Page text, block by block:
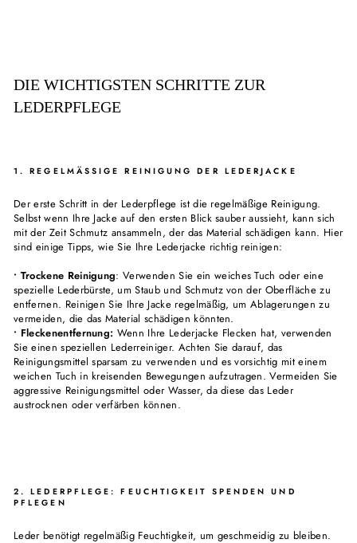
DIE WICHTIGSTEN SCHRITTE ZUR
LEDERPFLEGE
1. REGELMÄSSIGE REINIGUNG DER LEDERJACKE
Der erste Schritt in der Lederpflege ist die regelmäßige Reinigung.
Selbst wenn Ihre Jacke auf den ersten Blick sauber aussieht, kann sich
mit der Zeit Schmutz ansammeln, der das Material schädigen kann. Hier
sind einige Tipps, wie Sie Ihre Lederjacke richtig reinigen:
• Trockene Reinigung: Verwenden Sie ein weiches Tuch oder eine
spezielle Lederbürste, um Staub und Schmutz von der Oberfläche zu
entfernen. Reinigen Sie Ihre Jacke regelmäßig, um Ablagerungen zu
vermeiden, die das Material schädigen könnten.
• Fleckenentfernung: Wenn Ihre Lederjacke Flecken hat, verwenden
Sie einen speziellen Lederreiniger. Achten Sie darauf, das
Reinigungsmittel sparsam zu verwenden und es vorsichtig mit einem
weichen Tuch in kreisenden Bewegungen aufzutragen. Vermeiden Sie
aggressive Reinigungsmittel oder Wasser, da diese das Leder
austrocknen oder verfärben können.
2. LEDERPFLEGE: FEUCHTIGKEIT SPENDEN UND
PFLEGEN
Leder benötigt regelmäßig Feuchtigkeit, um geschmeidig zu bleiben.